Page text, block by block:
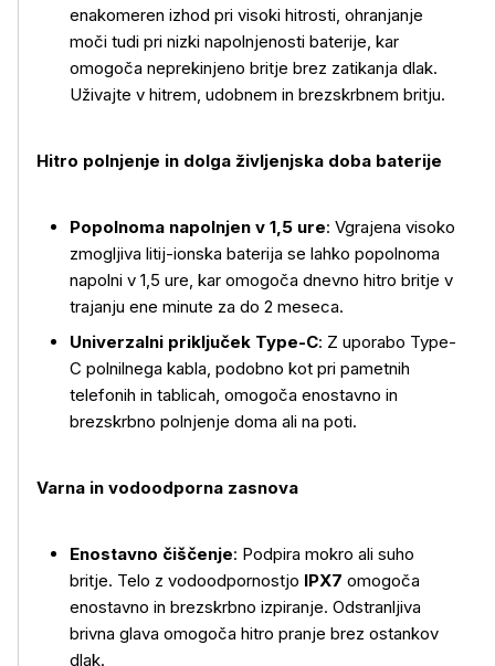
Več o izdelku
enakomeren izhod pri visoki hitrosti, ohranjanje
moči tudi pri nizki napolnjenosti baterije, kar
omogoča neprekinjeno britje brez zatikanja dlak.
Uživajte v hitrem, udobnem in brezskrbnem britju.
Hitro polnjenje in dolga življenjska doba baterije
Popolnoma napolnjen v 1,5 ure: Vgrajena visoko
zmogljiva litij-ionska baterija se lahko popolnoma
napolni v 1,5 ure, kar omogoča dnevno hitro britje v
trajanju ene minute za do 2 meseca.
Univerzalni priključek Type-C: Z uporabo Type-
C polnilnega kabla, podobno kot pri pametnih
telefonih in tablicah, omogoča enostavno in
brezskrbno polnjenje doma ali na poti.
Varna in vodoodporna zasnova
Enostavno čiščenje: Podpira mokro ali suho
britje. Telo z vodoodpornostjo IPX7 omogoča
enostavno in brezskrbno izpiranje. Odstranljiva
brivna glava omogoča hitro pranje brez ostankov
dlak.